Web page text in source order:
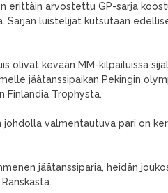
erittäin arvostettu GP-sarja
Sarjan luistelijat kutsutaan
olivat kevään MM-kilpailuissa
jäätanssipaikan Pekingin
Finlandia Trophysta.
johdolla valmentautuva pari on
jäätanssiparia, heidän